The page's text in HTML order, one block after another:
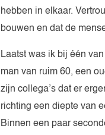
hebben in elkaar.
bouwen en dat de
Laatst was ik bij één
man van ruim 60, een
zijn collega’s dat er
richting een diepte van
Binnen een paar